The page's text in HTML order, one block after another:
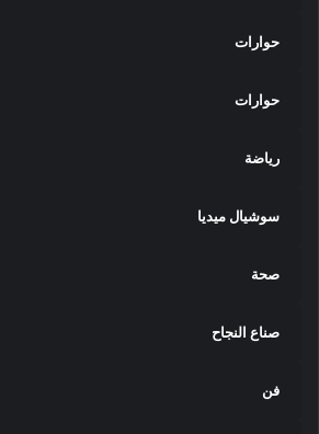
حوارات
حوارات
رياضة
سوشيال ميديا
صحة
صناع النجاح
فن